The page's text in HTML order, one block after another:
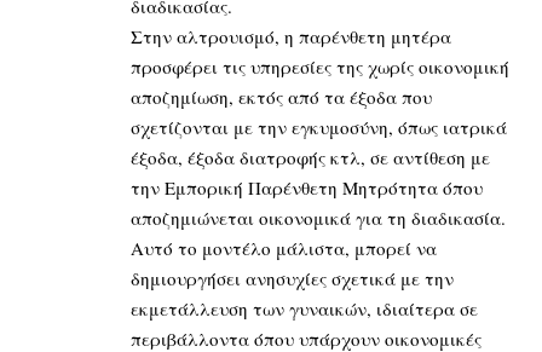
διαδικασίας.
Στην αλτρουισμό, η παρένθετη μητέρα
προσφέρει τις υπηρεσίες της χωρίς οικονομική
αποζημίωση, εκτός από τα έξοδα που
σχετίζονται με την εγκυμοσύνη, όπως ιατρικά
έξοδα, έξοδα διατροφής κτλ, σε αντίθεση με
την Εμπορική Παρένθετη Μητρότητα όπου
αποζημιώνεται οικονομικά για τη διαδικασία.
Αυτό το μοντέλο μάλιστα, μπορεί να
δημιουργήσει ανησυχίες σχετικά με την
εκμετάλλευση των γυναικών, ιδιαίτερα σε
περιβάλλοντα όπου υπάρχουν οικονομικές